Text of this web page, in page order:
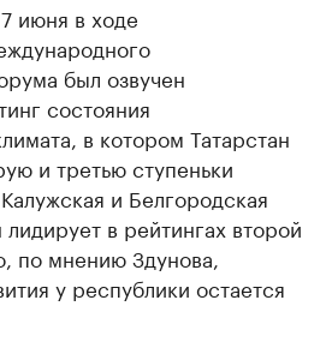
июня в ходе
был озвучен
состояния
в котором Татарстан
и третью ступеньки
и Белгородская
лидирует в рейтингах второй
по мнению Здунова,
у республики остается